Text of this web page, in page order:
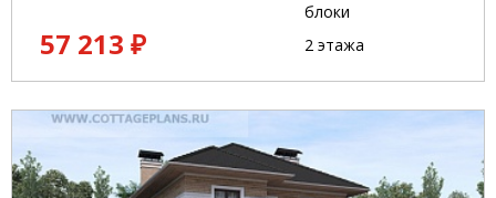
57 213 ₽
блоки
2 этажа